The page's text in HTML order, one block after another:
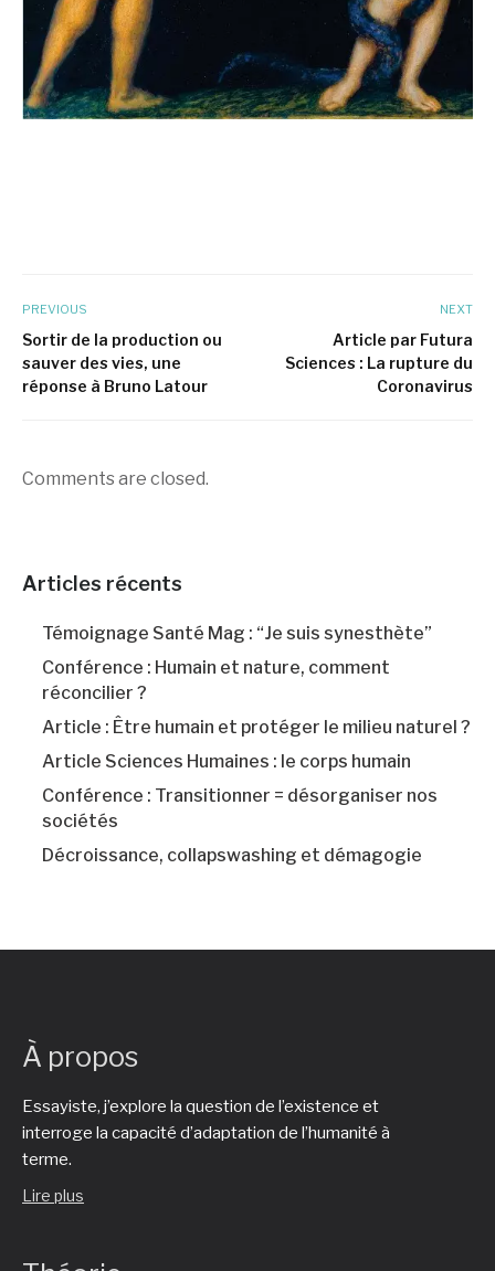
PREVIOUS
Sortir de la production ou
sauver des vies, une
réponse à Bruno Latour
NEXT
Article par Futura
Sciences : La rupture du
Coronavirus
Comments are closed.
Articles récents
Témoignage Santé Mag : “Je suis synesthète”
Conférence : Humain et nature, comment
réconcilier ?
Article : Être humain et protéger le milieu naturel ?
Article Sciences Humaines : le corps humain
Conférence : Transitionner = désorganiser nos
sociétés
Décroissance, collapswashing et démagogie
À propos
Essayiste, j’explore la question de l’existence et
interroge la capacité d’adaptation de l’humanité à
terme.
Lire plus